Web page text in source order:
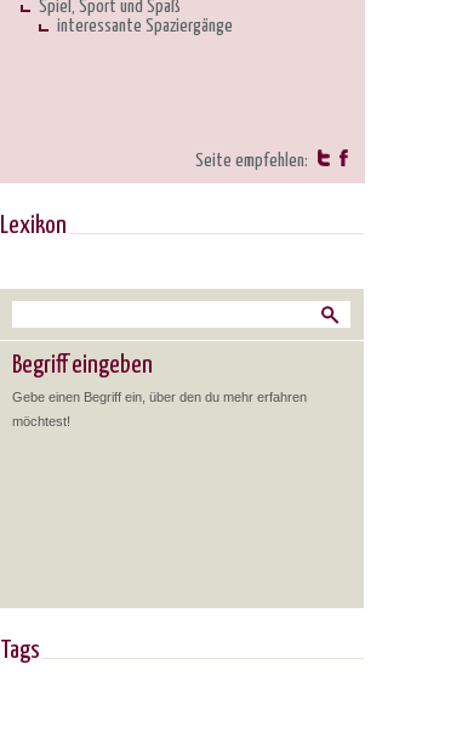
Spiel, Sport und Spaß
interessante Spaziergänge
Seite empfehlen:
Lexikon
Begriff eingeben
Gebe einen Begriff ein, über den du mehr erfahren
möchtest!
Tags